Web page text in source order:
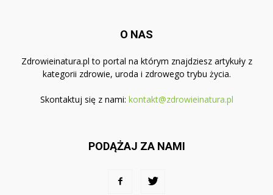
O NAS
Zdrowieinatura.pl to portal na którym znajdziesz artykuły z
kategorii zdrowie, uroda i zdrowego trybu życia.
Skontaktuj się z nami: kontakt@zdrowieinatura.pl
PODĄŻAJ ZA NAMI